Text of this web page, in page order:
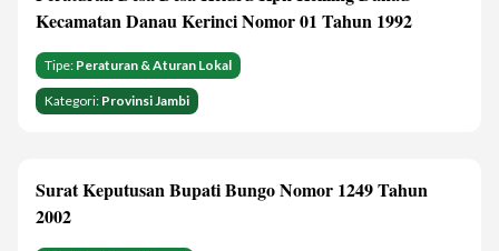
Kecamatan Danau Kerinci Nomor 01 Tahun 1992
Tipe: Peraturan & Aturan Lokal
Kategori: Provinsi Jambi
Surat Keputusan Bupati Bungo Nomor 1249 Tahun
2002